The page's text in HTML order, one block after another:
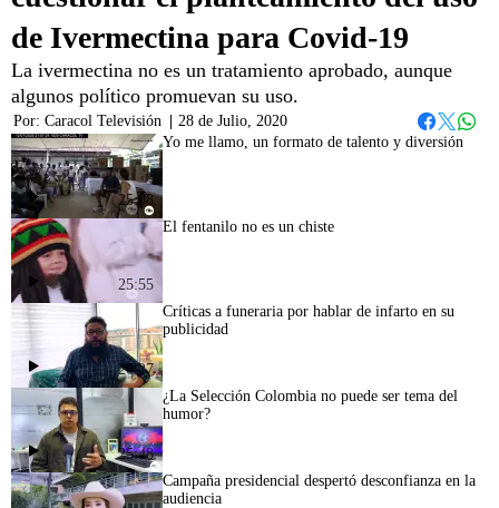
de Ivermectina para Covid-19
La ivermectina no es un tratamiento aprobado, aunque
algunos político promuevan su uso.
Por: Caracol Televisión
28 de Julio, 2020
Facebook
Twitter
25:08
Yo me llamo, un formato de talento y diversión
25:55
El fentanilo no es un chiste
26:27
Críticas a funeraria por hablar de infarto en su
publicidad
25:48
¿La Selección Colombia no puede ser tema del
humor?
Campaña presidencial despertó desconfianza en la
audiencia